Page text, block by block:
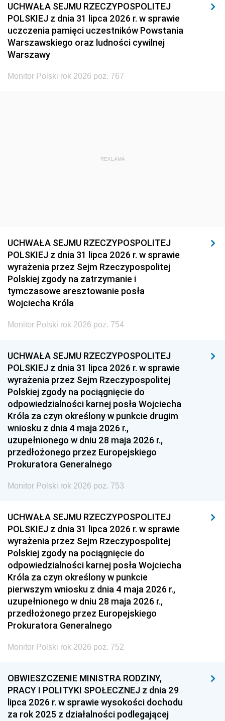
UCHWAŁA SEJMU RZECZYPOSPOLITEJ
POLSKIEJ z dnia 31 lipca 2026 r. w sprawie
uczczenia pamięci uczestników Powstania
Warszawskiego oraz ludności cywilnej
Warszawy
Monitor Polski rok 2026 poz. 767
REKLAMA
UCHWAŁA SEJMU RZECZYPOSPOLITEJ
POLSKIEJ z dnia 31 lipca 2026 r. w sprawie
wyrażenia przez Sejm Rzeczypospolitej
Polskiej zgody na zatrzymanie i
tymczasowe aresztowanie posła
Wojciecha Króla
Monitor Polski rok 2026 poz. 754
UCHWAŁA SEJMU RZECZYPOSPOLITEJ
POLSKIEJ z dnia 31 lipca 2026 r. w sprawie
wyrażenia przez Sejm Rzeczypospolitej
Polskiej zgody na pociągnięcie do
odpowiedzialności karnej posła Wojciecha
Króla za czyn określony w punkcie drugim
wniosku z dnia 4 maja 2026 r.,
uzupełnionego w dniu 28 maja 2026 r.,
przedłożonego przez Europejskiego
Prokuratora Generalnego
Monitor Polski rok 2026 poz. 753
UCHWAŁA SEJMU RZECZYPOSPOLITEJ
POLSKIEJ z dnia 31 lipca 2026 r. w sprawie
wyrażenia przez Sejm Rzeczypospolitej
Polskiej zgody na pociągnięcie do
odpowiedzialności karnej posła Wojciecha
Króla za czyn określony w punkcie
pierwszym wniosku z dnia 4 maja 2026 r.,
uzupełnionego w dniu 28 maja 2026 r.,
przedłożonego przez Europejskiego
Prokuratora Generalnego
Monitor Polski rok 2026 poz. 752
OBWIESZCZENIE MINISTRA RODZINY,
PRACY I POLITYKI SPOŁECZNEJ z dnia 29
lipca 2026 r. w sprawie wysokości dochodu
za rok 2025 z działalności podlegającej